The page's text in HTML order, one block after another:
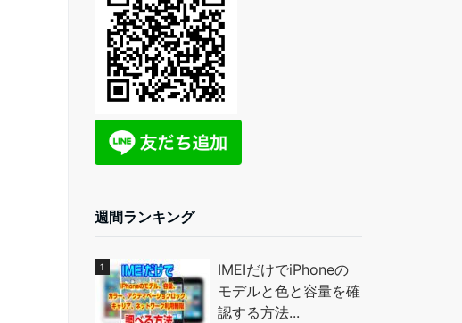
週間ランキング
IMEIだけでiPhoneの
モデルと色と容量を確
認する方法...